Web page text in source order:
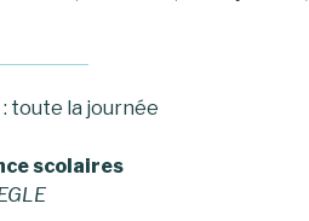
: toute la journée
scolaires